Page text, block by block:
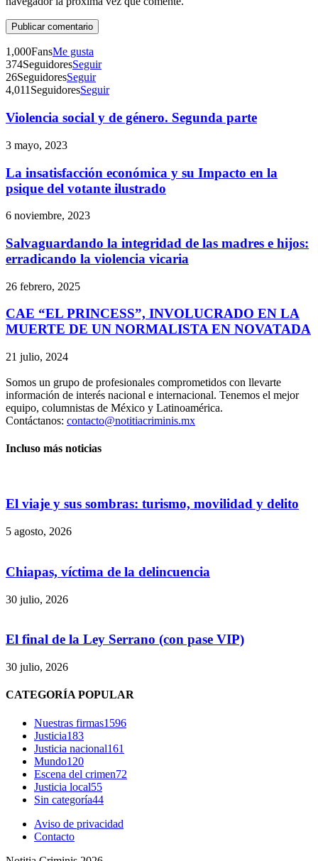
1,000FansMe gusta
374SeguidoresSeguir
26SeguidoresSeguir
4,011 SeguidoresSeguir
Violencia social y de género. Segunda parte
3 mayo, 2023
La insatisfacción económica y su Impacto en la
psique del votante ilustrado
6 noviembre, 2023
Salvaguardando la integridad de las madres e hijos:
erradicando la violencia vicaria
26 febrero, 2025
CAE “EL PRINCESS”, INVOLUCRADO EN LA
MUERTE DE UN NORMALISTA EN NOVATADA
21 julio, 2024
Somos un grupo de profesionales comprometidos con llevarte
información de interés nacional e internacional. Tenemos el mejor
equipo, columnistas de México y Latinoamérica.
Contáctanos: contacto@notitiacriminis.mx
Incluso más noticias
El viaje y sus sombras: turismo, movilidad y delito
5 agosto, 2026
Chiapas, víctima de la delincuencia
30 julio, 2026
El final de la Ley Serrano (con pase VIP)
30 julio, 2026
CATEGORÍA POPULAR
Nuestras firmas1596
Justicia183
Justicia nacional161
Mundo120
Escena del crimen72
Justicia local55
Sin categoría44
Aviso de privacidad
Contacto